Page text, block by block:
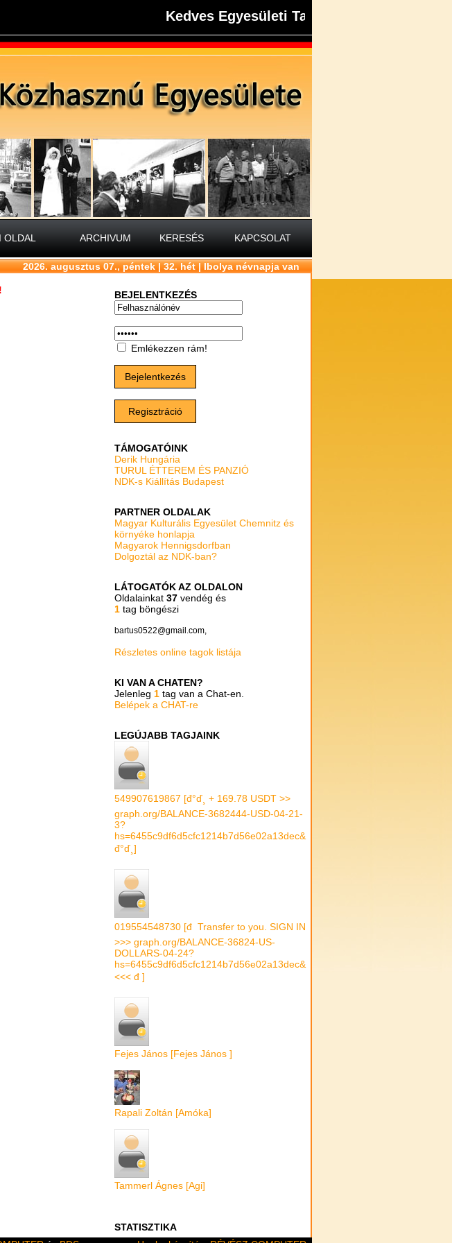
Kedves Egyesületi Tagok, Kedves NDK-s
OLDAL ARCHIVUM KERESÉS KAPCSOLAT
2026. augusztus 07., péntek | 32. hét | Ibolya névnapja van
BEJELENTKEZÉS
Emlékezzen rám!
Bejelentkezés
Regisztráció
TÁMOGATÓINK
Derik Hungária
TURUL ÉTTEREM ÉS PANZIÓ
NDK-s Kiállítás Budapest
PARTNER OLDALAK
Magyar Kulturális Egyesület Chemnitz és
környéke honlapja
Magyarok Hennigsdorfban
Dolgoztál az NDK-ban?
LÁTOGATÓK AZ OLDALON
Oldalainkat 37 vendég és
1 tag böngészi
bartus0522@gmail.com,
Részletes online tagok listája
KI VAN A CHATEN?
Jelenleg 1 tag van a Chat-en.
Belépek a CHAT-re
LEGÚJABB TAGJAINK
549907619867 [đ°ď¸ + 169.78 USDT >>
graph.org/BALANCE-3682444-USD-04-21-
3?
hs=6455c9df6d5cfc1214b7d56e02a13dec&
đ°ď¸]
019554548730 [đ Transfer to you. SIGN IN
>>> graph.org/BALANCE-36824-US-
DOLLARS-04-24?
hs=6455c9df6d5cfc1214b7d56e02a13dec&
<<< đ ]
Fejes János [Fejes János ]
Rapali Zoltán [Amóka]
Tammerl Ágnes [Agi]
STATISZTIKA